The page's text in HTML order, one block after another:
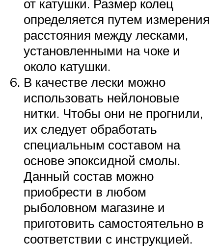
от катушки. Размер колец
определяется путем измерения
расстояния между лесками,
установленными на чоке и
около катушки.
В качестве лески можно
использовать нейлоновые
нитки. Чтобы они не прогнили,
их следует обработать
специальным составом на
основе эпоксидной смолы.
Данный состав можно
приобрести в любом
рыболовном магазине и
приготовить самостоятельно в
соответствии с инструкцией.